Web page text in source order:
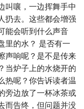
叫嚷，一边挥舞手中
扔去。这些都会增强
能会听到什么声音
里的水？ 是否有一
声响呢？是不是传来
当炉子上的水烧开的
热呢？你告诉读者温
旁边放了一杯冰茶或
而告终，但问题并没